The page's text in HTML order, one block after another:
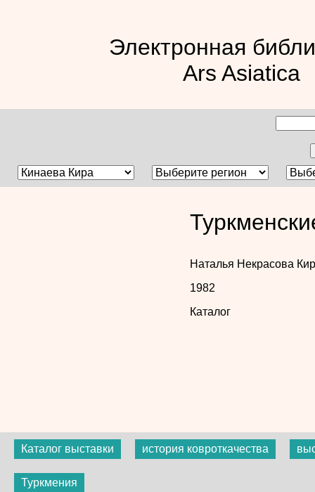
Электронная
Ars Asiatica
Наталья Некрасова
1982
Каталог
Каталог выставки история ковроткачества
Туркмения